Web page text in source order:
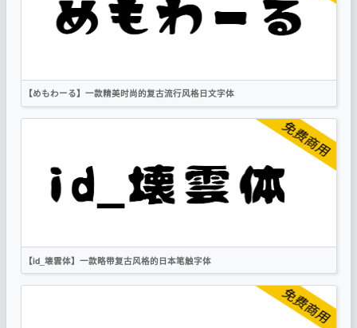
【めもわーる】一款精美时尚的复古流行风格日文字体
日文
作者声明
【id_壊雲体】一款略带复古风格的日本笔触字体
日文